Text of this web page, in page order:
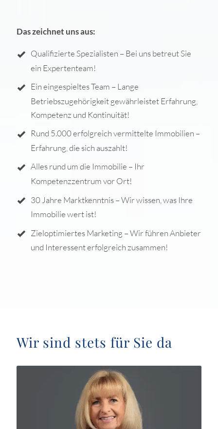
Das zeichnet uns aus:
Qualifizierte Spezialisten – Bei uns betreut Sie
ein Expertenteam!
Ein eingespieltes Team – Lange
Betriebszugehörigkeit gewährleistet Erfahrung,
Kompetenz und Kontinuität!
Rund 5.000 erfolgreich vermittelte Immobilien –
Erfahrung, die sich auszahlt!
Alles rund um die Immobilie – Ihr
Kompetenzzentrum vor Ort!
30 Jahre Marktkenntnis – Wir wissen, was Ihre
Immobilie wert ist!
Zieloptimiertes Marketing – Wir führen Anbieter
und Interessent erfolgreich zusammen!
Wir sind stets für Sie da